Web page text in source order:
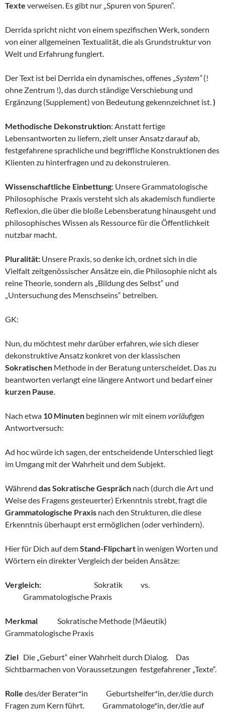
Texte verweisen. Es gibt nur „Spuren von Spuren“.
Derrida spricht nicht von einem spezifischen Werk, sondern
von einer allgemeinen Textualität, die als Grundstruktur von
Welt und Erfahrung fungiert.
Der Text ist bei Derrida ein dynamisches, offenes „System“(!
ohne Zentrum !), das durch ständige Verschiebung und
Ergänzung (Supplement) von Bedeutung gekennzeichnet ist.)
Methodische Dekonstruktion: Anstatt fertige
Lebensantworten zu liefern, zielt unser Ansatz darauf ab,
festgefahrene sprachliche und begriffliche Konstruktionen des
Klienten zu hinterfragen und zu dekonstruieren.
Wissenschaftliche Einbettung: Unsere Grammatologische
Philosophische Praxis versteht sich als akademisch fundierte
Reflexion, die über die bloße Lebensberatung hinausgeht und
philosophisches Wissen als Ressource für die Öffentlichkeit
nutzbar macht.
Pluralität: Unsere Praxis, so denke ich, ordnet sich in die
Vielfalt zeitgenössischer Ansätze ein, die Philosophie nicht als
reine Theorie, sondern als „Bildung des Selbst“ und
„Untersuchung des Menschseins“ betreiben.
GK:
Nun, du möchtest mehr darüber erfahren, wie sich dieser
dekonstruktive Ansatz konkret von der klassischen
Sokratischen Methode in der Beratung unterscheidet. Das zu
beantworten verlangt eine längere Antwort und bedarf einer
kurzen Pause.
Nach etwa 10 Minuten beginnen wir mit einemvorläufigen
Antwortversuch:
Ad hoc würde ich sagen, der entscheidende Unterschied liegt
im Umgang mit der Wahrheit und dem Subjekt.
Während das Sokratische Gespräch nach (durch die Art und
Weise des Fragens gesteuerter) Erkenntnis strebt, fragt die
Grammatologische Praxis nach den Strukturen, die diese
Erkenntnis überhaupt erst ermöglichen (oder verhindern).
Hier für Dich auf demStand-Flipchart in wenigen Worten und
Wörtern ein direkter Vergleich der beiden Ansätze:
Vergleich: Sokratik vs.
Grammatologische Praxis
Merkmal Sokratische Methode (Mäeutik)
Grammatologische Praxis
Ziel Die „Geburt“ einer Wahrheit durch Dialog. Das
Sichtbarmachen von Voraussetzungen festgefahrener „Texte“.
Rolle des/der Berater*in Geburtshelfer*in, der/die durch
Fragen zum Kern führt. Grammatologe*in, der/die auf